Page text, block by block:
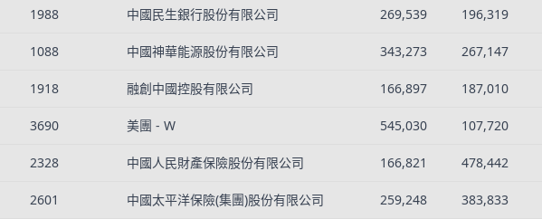
1988 中國民生銀行股份有限公司 269,539 196,319
1088 中國神華能源股份有限公司 343,273 267,147
1918 融創中國控股有限公司 166,897 187,010
3690 美團 - W 545,030 107,720
2328 中國人民財產保險股份有限公司 166,821 478,442
2601 中國太平洋保險(集團)股份有限公司 259,248 383,833